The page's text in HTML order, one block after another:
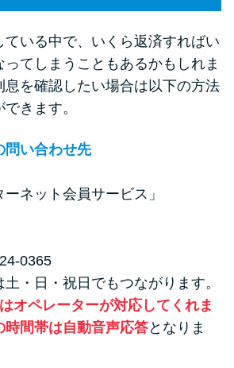
ている中で、いくら返済すればい
てしまうこともあるかもしれま
息を確認したい場合は以下の方法
きます。
問い合わせ先
ーネット会員サービス」
0365
・日・祝日でもつながります。
オペレーターが対応してくれま
時間帯は自動音声応答となりま